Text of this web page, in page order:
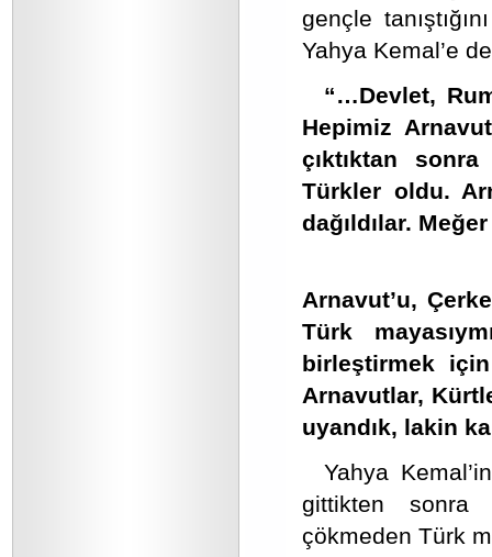
gençle
Yahya Kemal’e
“…Devlet,
Hepimiz
çıktıktan
Türkler oldu.
dağıldılar.
Arnavut’u,
Türk
birleştirmek
Arnavutlar,
uyandık, lakin
Yahya
gittikten sonra
çökmeden Türk